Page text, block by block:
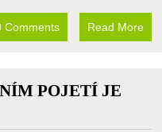
Comments Read More
POJETÍ JE